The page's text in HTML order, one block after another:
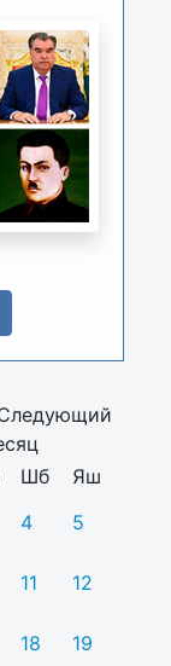
Шб
Яш
4 5
11 12
18 19